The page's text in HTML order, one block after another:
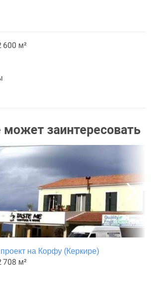
600 м²
может заинтересовать
на Корфу (Керкире)
708 м²